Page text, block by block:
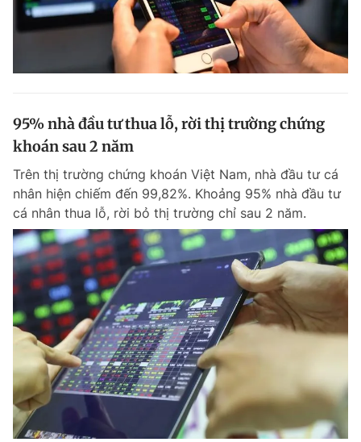
95% nhà đầu tư thua lỗ, rời thị trường chứng
khoán sau 2 năm
Trên thị trường chứng khoán Việt Nam, nhà đầu tư cá
nhân hiện chiếm đến 99,82%. Khoảng 95% nhà đầu tư
cá nhân thua lỗ, rời bỏ thị trường chỉ sau 2 năm.